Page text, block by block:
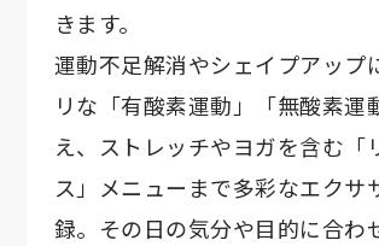
きます。
運動不足解消やシェイプアップ
リな「有酸素運動」「無酸素運
え、ストレッチやヨガを含む「
ス」メニューまで多彩なエクサ
録。その日の気分や目的に合わ